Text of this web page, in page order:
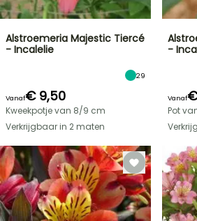
Alstroemeria Majestic Tiercé
- Incalelie
29
Vanaf€ 9,50
Kweekpotje van 8/9 cm
Verkrijgbaar in 2 maten
-
Vanaf
Pot